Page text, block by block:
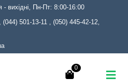
- вихідні, Пн-Пт: 8:00-16:00
(044) 501-13-11 , (050) 445-42-12,
0